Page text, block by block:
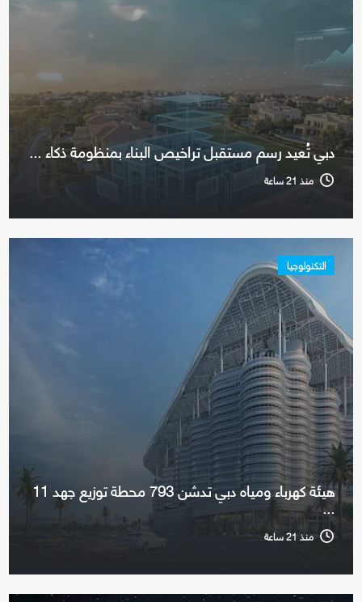
دبي تُعيد رسم مستقبل تراخيص البناء بمنظومة ذكاء ...
منذ 21 ساعة
التكنولوجيا
هيئة كهرباء ومياه دبي تدشن 793 محطة توزيع جهد 11
...
منذ 21 ساعة